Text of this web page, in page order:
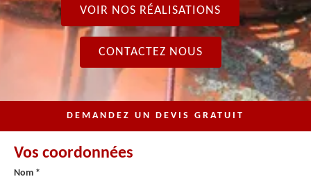
VOIR NOS RÉALISATIONS
CONTACTEZ NOUS
DEMANDEZ UN DEVIS GRATUIT
Vos coordonnées
Nom *